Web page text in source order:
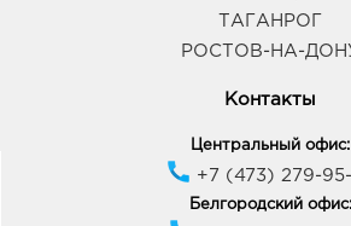
ТАГАНРОГ
РОСТОВ-НА-
Контакты
Центральный офис:
+7 (473) 279-
Белгородский офис: